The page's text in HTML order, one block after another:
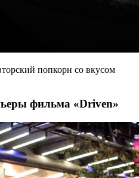
попкорн со вкусом
фильма «Driven»